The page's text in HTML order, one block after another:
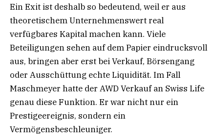
Ein Exit ist deshalb so bedeutend, weil er aus
theoretischem Unternehmenswert real
verfügbares Kapital machen kann. Viele
Beteiligungen sehen auf dem Papier eindrucksvoll
aus, bringen aber erst bei Verkauf, Börsengang
oder Ausschüttung echte Liquidität. Im Fall
Maschmeyer hatte der AWD Verkauf an Swiss Life
genau diese Funktion. Er war nicht nur ein
Prestigeereignis, sondern ein
Vermögensbeschleuniger.